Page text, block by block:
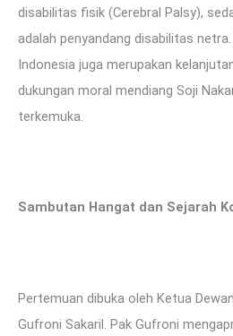
disabilitas fisik (Cerebral Palsy),
adalah penyandang disabilitas
Indonesia juga merupakan
dukungan moral mendiang Soji
terkemuka.
Sambutan Hangat dan Sejarah
Pertemuan dibuka oleh Ketua
Gufroni Sakaril. Pak Gufroni